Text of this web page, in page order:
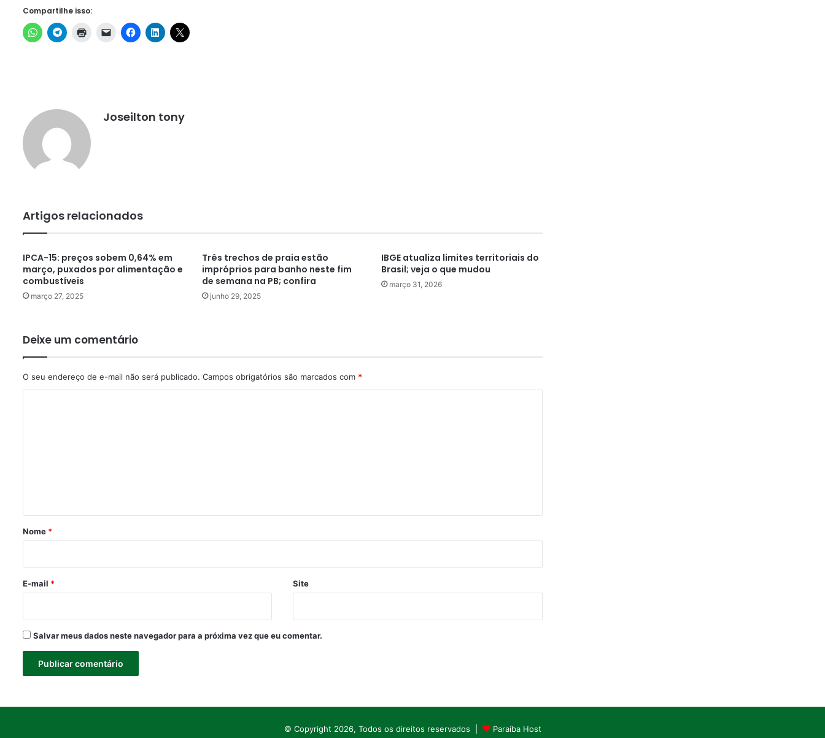
Compartilhe isso:
Joseilton tony
Artigos relacionados
IPCA-15: preços sobem 0,64% em
março, puxados por alimentação e
combustíveis
março 27, 2025
Três trechos de praia estão
impróprios para banho neste fim
de semana na PB; confira
junho 29, 2025
IBGE atualiza limites territoriais do
Brasil; veja o que mudou
março 31, 2026
Deixe um comentário
O seu endereço de e-mail não será publicado. Campos obrigatórios são marcados com *
r
*
Nome *
E-mail * Site
Salvar meus dados neste navegador para a próxima vez que eu comentar.
© Copyright 2026, Todos os direitos reservados | Paraíba Host